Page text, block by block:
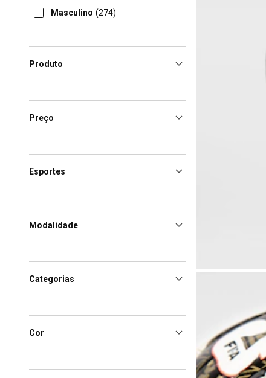
Masculino (274)
Produto
Preço
Esportes
Modalidade
Categorias
Cor